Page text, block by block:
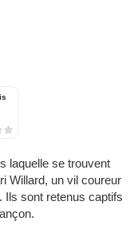
laquelle se trouvent
Willard, un vil coureur
Ils sont retenus captifs